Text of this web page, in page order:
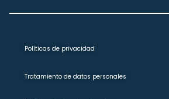
Políticas de privacidad
Tratamiento de datos personales